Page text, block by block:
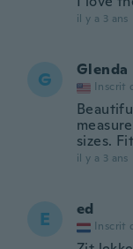
il y a 3 ans
G Glenda
Inscrit
sizes.
il y a 3 ans
E ed
Inscrit